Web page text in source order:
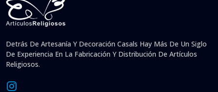
Detrás De Artesanía Y Decoración Casals Hay Más De Un Siglo
De Experiencia En La Fabricación Y Distribución De Artículos
Religiosos.